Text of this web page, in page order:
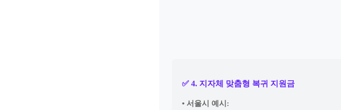
✅ 4. 지자체 맞춤형 복귀 지원금
• 서울시 예시: